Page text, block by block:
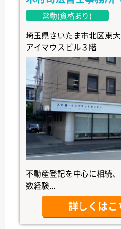
常勤(資格あり)
埼玉県さいたま市北区東
アイマウスビル３階
不動産登記を中心に相続
数経験...
詳しくはこ